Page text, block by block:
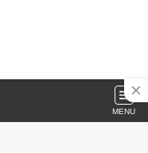
MENU